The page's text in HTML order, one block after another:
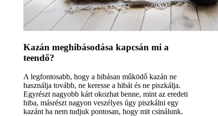
Kazán meghibásodása kapcsán mi a
teendő?
A legfontosabb, hogy a hibásan működő kazán ne
használja tovább, ne keresse a hibát és ne piszkálja.
Egyrészt nagyobb kárt okozhat benne, mint az eredeti
hiba, másrészt nagyon veszélyes úgy piszkálni egy
kazánt ha nem tudjuk pontosan, hogy mit csinálunk.